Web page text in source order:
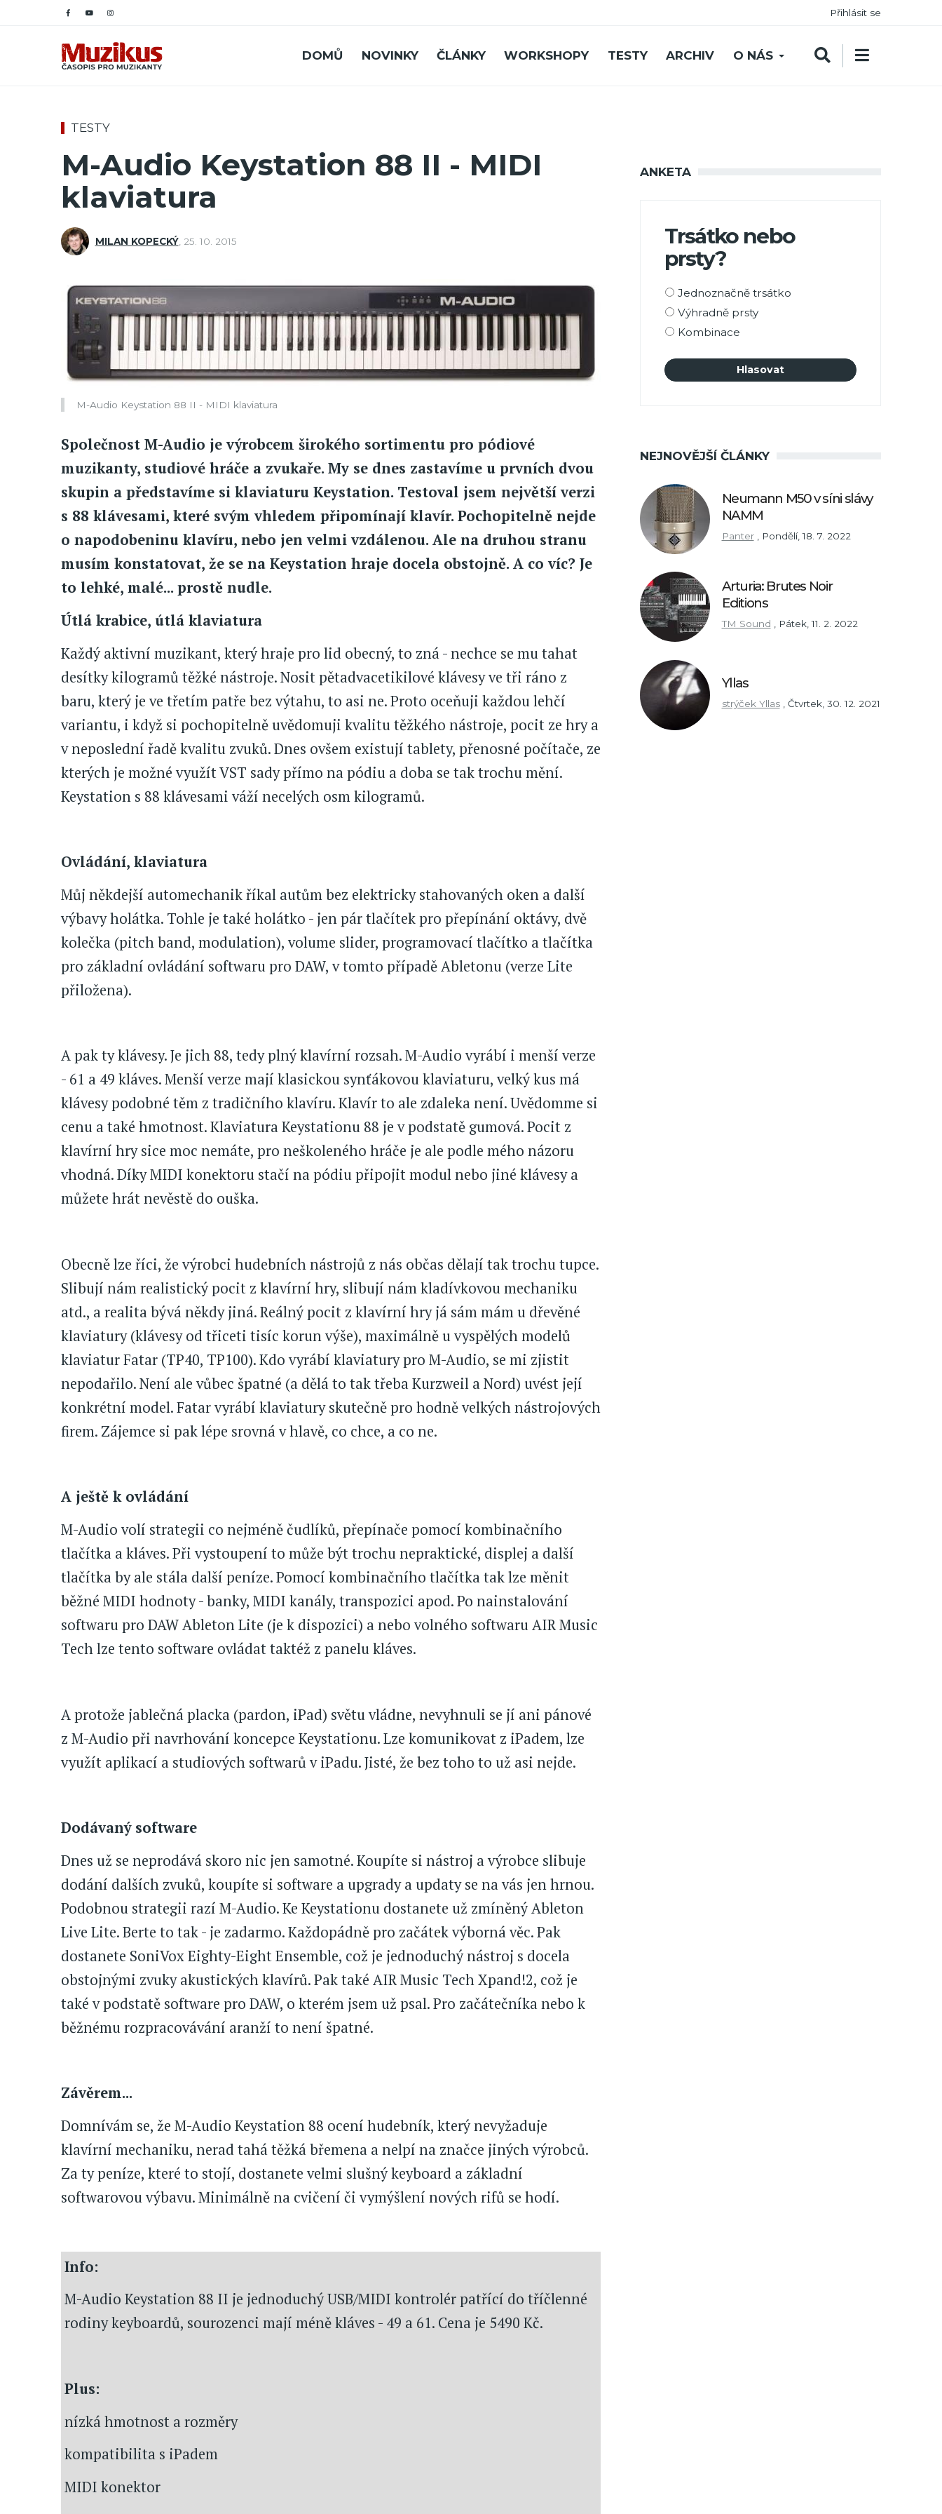
Přihlásit se
DOMŮ NOVINKY ČLÁNKY WORKSHOPY TESTY ARCHIV O NÁS
TESTY
M-Audio Keystation 88 II - MIDI
klaviatura
MILAN KOPECKÝ, 25. 10. 2015
M-Audio Keystation 88 II - MIDI klaviatura
Společnost M-Audio je výrobcem širokého sortimentu pro pódiové
muzikanty, studiové hráče a zvukaře. My se dnes zastavíme u prvních dvou
skupin a představíme si klaviaturu Keystation. Testoval jsem největší verzi
s 88 klávesami, které svým vhledem připomínají klavír. Pochopitelně nejde
o napodobeninu klavíru, nebo jen velmi vzdálenou. Ale na druhou stranu
musím konstatovat, že se na Keystation hraje docela obstojně. A co víc? Je
to lehké, malé... prostě nudle.
Útlá krabice, útlá klaviatura
Každý aktivní muzikant, který hraje pro lid obecný, to zná - nechce se mu tahat
desítky kilogramů těžké nástroje. Nosit pětadvacetikilové klávesy ve tři ráno z
baru, který je ve třetím patře bez výtahu, to asi ne. Proto oceňuji každou lehčí
variantu, i když si pochopitelně uvědomuji kvalitu těžkého nástroje, pocit ze hry a
v neposlední řadě kvalitu zvuků. Dnes ovšem existují tablety, přenosné počítače, ze
kterých je možné využít VST sady přímo na pódiu a doba se tak trochu mění.
Keystation s 88 klávesami váží necelých osm kilogramů.
Ovládání, klaviatura
Můj někdejší automechanik říkal autům bez elektricky stahovaných oken a další
výbavy holátka. Tohle je také holátko - jen pár tlačítek pro přepínání oktávy, dvě
kolečka (pitch band, modulation), volume slider, programovací tlačítko a tlačítka
pro základní ovládání softwaru pro DAW, v tomto případě Abletonu (verze Lite
přiložena).
A pak ty klávesy. Je jich 88, tedy plný klavírní rozsah. M-Audio vyrábí i menší verze
- 61 a 49 kláves. Menší verze mají klasickou synťákovou klaviaturu, velký kus má
klávesy podobné těm z tradičního klavíru. Klavír to ale zdaleka není. Uvědomme si
cenu a také hmotnost. Klaviatura Keystationu 88 je v podstatě gumová. Pocit z
klavírní hry sice moc nemáte, pro neškoleného hráče je ale podle mého názoru
vhodná. Díky MIDI konektoru stačí na pódiu připojit modul nebo jiné klávesy a
můžete hrát nevěstě do ouška.
Obecně lze říci, že výrobci hudebních nástrojů z nás občas dělají tak trochu tupce.
Slibují nám realistický pocit z klavírní hry, slibují nám kladívkovou mechaniku
atd., a realita bývá někdy jiná. Reálný pocit z klavírní hry já sám mám u dřevěné
klaviatury (klávesy od třiceti tisíc korun výše), maximálně u vyspělých modelů
klaviatur Fatar (TP40, TP100). Kdo vyrábí klaviatury pro M-Audio, se mi zjistit
nepodařilo. Není ale vůbec špatné (a dělá to tak třeba Kurzweil a Nord) uvést její
konkrétní model. Fatar vyrábí klaviatury skutečně pro hodně velkých nástrojových
firem. Zájemce si pak lépe srovná v hlavě, co chce, a co ne.
A ještě k ovládání
M-Audio volí strategii co nejméně čudlíků, přepínače pomocí kombinačního
tlačítka a kláves. Při vystoupení to může být trochu nepraktické, displej a další
tlačítka by ale stála další peníze. Pomocí kombinačního tlačítka tak lze měnit
běžné MIDI hodnoty - banky, MIDI kanály, transpozici apod. Po nainstalování
softwaru pro DAW Ableton Lite (je k dispozici) a nebo volného softwaru AIR Music
Tech lze tento software ovládat taktéž z panelu kláves.
A protože jablečná placka (pardon, iPad) světu vládne, nevyhnuli se jí ani pánové
z M-Audio při navrhování koncepce Keystationu. Lze komunikovat z iPadem, lze
využít aplikací a studiových softwarů v iPadu. Jisté, že bez toho to už asi nejde.
Dodávaný software
Dnes už se neprodává skoro nic jen samotné. Koupíte si nástroj a výrobce slibuje
dodání dalších zvuků, koupíte si software a upgrady a updaty se na vás jen hrnou.
Podobnou strategii razí M-Audio. Ke Keystationu dostanete už zmíněný Ableton
Live Lite. Berte to tak - je zadarmo. Každopádně pro začátek výborná věc. Pak
dostanete SoniVox Eighty-Eight Ensemble, což je jednoduchý nástroj s docela
obstojnými zvuky akustických klavírů. Pak také AIR Music Tech Xpand!2, což je
také v podstatě software pro DAW, o kterém jsem už psal. Pro začátečníka nebo k
běžnému rozpracovávání aranží to není špatné.
Závěrem...
Domnívám se, že M-Audio Keystation 88 ocení hudebník, který nevyžaduje
klavírní mechaniku, nerad tahá těžká břemena a nelpí na značce jiných výrobců.
Za ty peníze, které to stojí, dostanete velmi slušný keyboard a základní
softwarovou výbavu. Minimálně na cvičení či vymýšlení nových rifů se hodí.
Info:
M-Audio Keystation 88 II je jednoduchý USB/MIDI kontrolér patřící do tříčlenné
rodiny keyboardů, sourozenci mají méně kláves - 49 a 61. Cena je 5490 Kč.
Plus:
nízká hmotnost a rozměry
kompatibilita s iPadem
MIDI konektor
ANKETA
Trsátko nebo
prsty?
Možnosti
výběru
Jednoznačně trsátko
Výhradně prsty
Kombinace
NEJNOVĚJŠÍ ČLÁNKY
Neumann M50 v síni slávy
NAMM
Panter Pondělí, 18. 7. 2022
Arturia: Brutes Noir
Editions
TM Sound , Pátek, 11. 2. 2022
Yllas
strýček Yllas Čtvrtek, 30. 12. 2021